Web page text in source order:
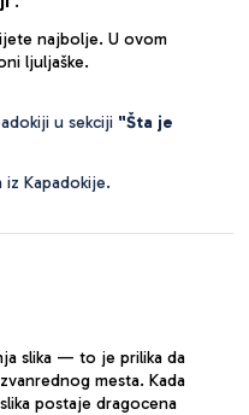
najbolje. U ovom
ljuljaške.
u sekciji "Šta je
Kapadokije.
slika — to je prilika da
mesta. Kada
postaje dragocena